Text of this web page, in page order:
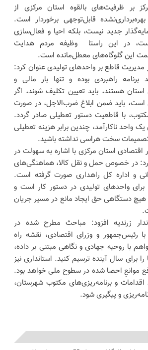
بر ظرفیت‌های بالقوه استان مرکزی از
قابل‌توجهی برخوردار است.
جدید نیست، بلکه احیا و فعال‌سازی
در این راستا وظیفه مردم هدایت
این گلوگاه‌های معطل‌مانده است.
مدیریت قاطع بر واحدهای تولیدی عنوان کرد:
راهبردی بوده و تنها بار مالی و
هستند، باید تعیین تکلیف شوند، اگر
است، باید ضمن ابلاغ ضرب‌الاجل، در صورت
با قاطعیت دستور تعطیلی صادر گردد.
واحد ناکارآمد، چندین برابر هزینه تعطیلی
تصمیمات سخت هراسی نداشته باشید.
استان مرکزی با اشاره به سهولت در
کرد: در خصوص حمل و نقل کالا، هماهنگی‌های
و اداره کل راهداری صورت گرفته است.
برای واحدهای تولیدی در دستور کار است و
دستگاهی حق ایجاد مانع در مسیر جریان
زرندیه افزود: مباحث مطرح شده در
و وزرای اقتصادی، نقشه راه
با روحیه جهادی و نگاهی مبتنی بر داده،
برای سال آینده ترسیم کنید. استانداری نیز
رفع موانعِ احصا شده در سطوح ملی خواهد بود.
اقدامات و برنامه‌ریزی‌‌های مکتوب شهرستان،
و پیگیری شود.